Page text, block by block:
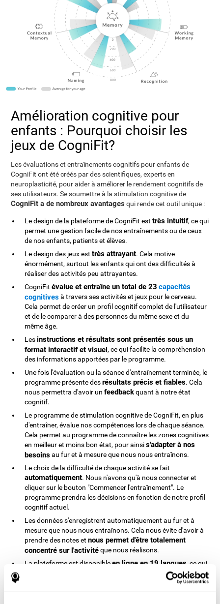
Amélioration cognitive pour
enfants : Pourquoi choisir les
jeux de CogniFit?
Les évaluations et entraînements cognitifs pour enfants de
CogniFit ont été créés par des scientifiques, experts en
neuroplasticité, pour aider à améliorer le rendement cognitifs de
ses utilisateurs. Se soumettre à la stimulation cognitive de
CogniFit a de nombreux avantages qui rende cet outil unique :
Le design de la plateforme de CogniFit esttrès intuitif, ce qui
permet une gestion facile de nos entraînements ou de ceux
de nos enfants, patients et élèves.
Le design des jeux esttrès attrayant. Cela motive
énormément, surtout les enfants qui ont des difficultés à
réaliser des activités peu attrayantes.
CogniFitévalue et entraîne un total de 23 capacités
cognitivesà travers ses activités et jeux pour le cerveau.
Cela permet de créer un profil cognitif complet de l'utilisateur
et de le comparer à des personnes du même sexe et du
même âge.
Lesinstructions et résultats sont présentés sous un
format interactif et visuel, ce qui facilite la compréhension
des informations apportées par le programme.
Une fois l'évaluation ou la séance d'entraînement terminée, le
programme présente desrésultats précis et fiables. Cela
nous permettra d'avoir unfeedbackquant à notre état
cognitif.
Le programme de stimulation cognitive de CogniFit, en plus
d'entraîner, évalue nos compétences lors de chaque séance.
Cela permet au programme de connaître les zones cognitives
en meilleur et moins bon état, pour ainsis'adapter à nos
besoinsau fur et à mesure que nous nous entraînons.
Le choix de la difficulté de chaque activité se fait
automatiquement. Nous n'avons qu'à nous connecter et
cliquer sur le bouton "Commencer l'entraînement". Le
programme prendra les décisions en fonction de notre profil
cognitif actuel.
Les données s'enregistrent automatiquement au fur et à
mesure que nous nous entraînons. Cela nous évite d'avoir à
prendre des notes etnous permet d'être totalement
concentré sur l'activitéque nous réalisons.
La plateforme est disponibleen ligne en 19 langues , ce qui
accessible pour la majorité de la population
. Nous n'avons besoin que d'un accès à internet et